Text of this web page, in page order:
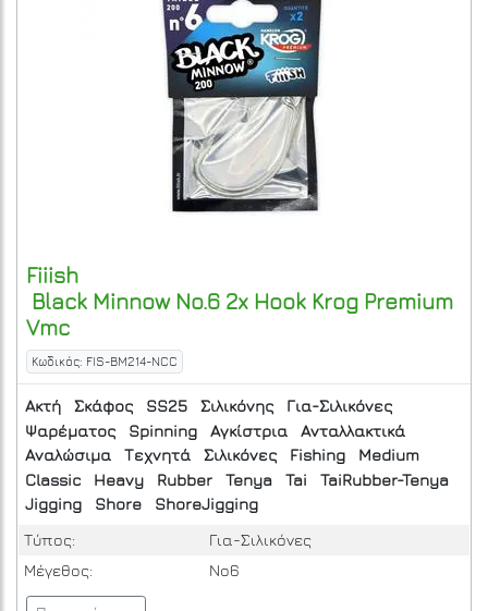
Fiiish
Black Minnow No.6 2x Hook Krog Premium
Vmc
Κωδικός: FIS-BM214-NCC
Ακτή Σκάφος SS25 Σιλικόνης
Για-Σιλικόνες
Ψαρέματος
Spinning Αγκίστρια
Ανταλλακτικά
Αναλώσιμα
Τεχνητά Σιλικόνες Fishing
Medium
Classic
Heavy Rubber Tenya Tai
TaiRubber-Tenya
Jigging
Shore
ShoreJigging
Τύπος:
Για-Σιλικόνες
Μέγεθος:
No6